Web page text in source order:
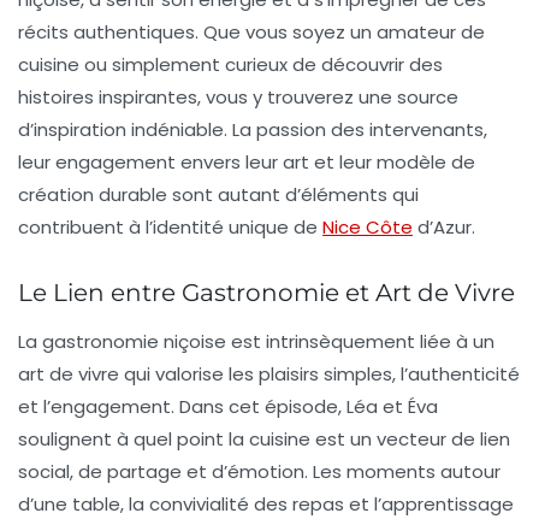
récits authentiques. Que vous soyez un amateur de
cuisine ou simplement curieux de découvrir des
histoires inspirantes, vous y trouverez une source
d’inspiration indéniable. La passion des intervenants,
leur engagement envers leur art et leur modèle de
création durable sont autant d’éléments qui
contribuent à l’identité unique de Nice Côte d’Azur.
Le Lien entre Gastronomie et Art de Vivre
La gastronomie niçoise est intrinsèquement liée à un
art de vivre qui valorise les plaisirs simples, l’authenticité
et l’engagement. Dans cet épisode, Léa et Éva
soulignent à quel point la cuisine est un vecteur de lien
social, de partage et d’émotion. Les moments autour
d’une table, la convivialité des repas et l’apprentissage